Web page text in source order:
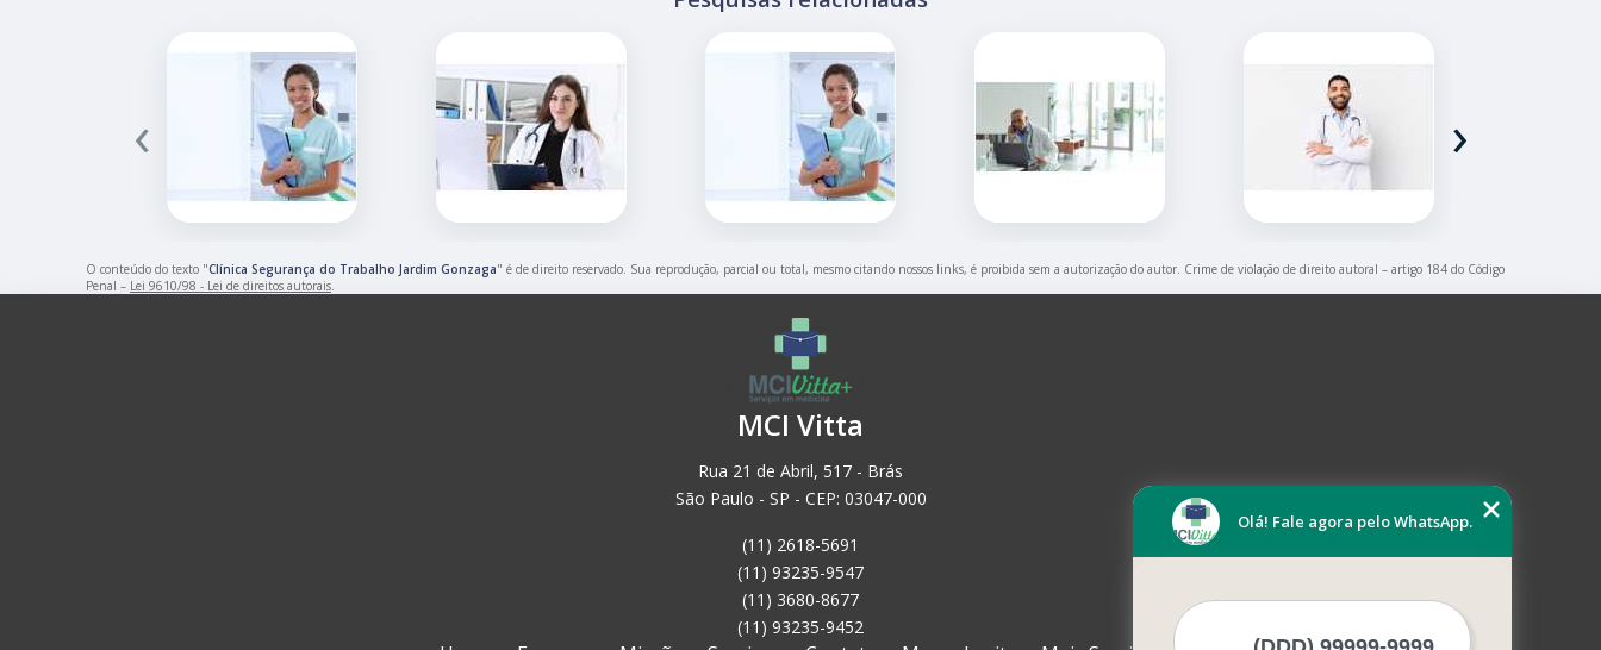
‹ ›
O conteúdo do texto "Clínica Segurança do Trabalho Jardim Gonzaga" é de direito reservado. Sua reprodução, parcial ou total, mesmo citando nossos links, é proibida sem a autorização do autor. Crime de violação de direito autoral – artigo 184 do Código
Penal – Lei 9610/98 - Lei de direitos autorais.
MCI Vitta
Rua 21 de Abril, 517 - Brás
São Paulo - SP - CEP: 03047-000
(11) 2618-5691
(11) 93235-9547
(11) 3680-8677
(11) 93235-9452
Olá! Fale agora pelo WhatsApp.